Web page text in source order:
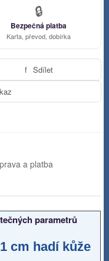
🔒
Bezpečná platba
Karta, převod, dobírka
f Sdílet
a platba
parametrů
cm hadí kůže